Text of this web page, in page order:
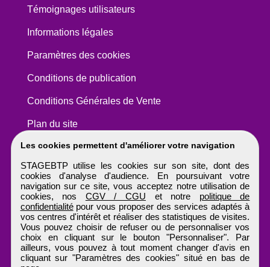
Les cookies permettent d'améliorer votre navigation
STAGEBTP utilise les cookies sur son site, dont des
cookies d'analyse d'audience. En poursuivant votre
navigation sur ce site, vous acceptez notre utilisation de
cookies, nos CGV / CGU et notre politique de
confidentialitépour vous proposer des services adaptés à
vos centres d'intérêt et réaliser des statistiques de visites.
Vous pouvez choisir de refuser ou de personnaliser vos
choix en cliquant sur le bouton "Personnaliser". Par
ailleurs, vous pouvez à tout moment changer d'avis en
cliquant sur "Paramètres des cookies" situé en bas de
Témoignages utilisateurs
Informations légales
Paramètres des cookies
Conditions de publication
Conditions Générales de Vente
Plan du site